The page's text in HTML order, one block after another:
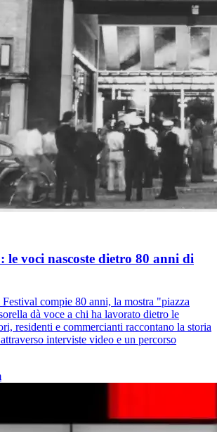
le voci nascoste dietro 80 anni di
compie 80 anni, la mostra "piazza
dà voce a chi ha lavorato dietro le
residenti e commercianti raccontano la storia
interviste video e un percorso